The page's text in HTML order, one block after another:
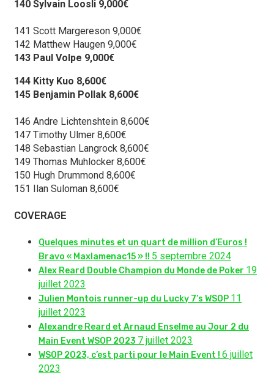
140 Sylvain Loosli 9,000€
141 Scott Margereson 9,000€
142 Matthew Haugen 9,000€
143 Paul Volpe 9,000€
144 Kitty Kuo 8,600€
145 Benjamin Pollak 8,600€
146 Andre Lichtenshtein 8,600€
147 Timothy Ulmer 8,600€
148 Sebastian Langrock 8,600€
149 Thomas Muhlocker 8,600€
150 Hugh Drummond 8,600€
151 Ilan Suloman 8,600€
COVERAGE
Quelques minutes et un quart de million d’Euros !
Bravo « Maxlamenac15 » !! 5 septembre 2024
Alex Reard Double Champion du Monde de Poker 19
juillet 2023
Julien Montois runner-up du Lucky 7’s WSOP 11
juillet 2023
Alexandre Reard et Arnaud Enselme au Jour 2 du
Main Event WSOP 2023 7 juillet 2023
WSOP 2023, c’est parti pour le Main Event ! 6 juillet
2023